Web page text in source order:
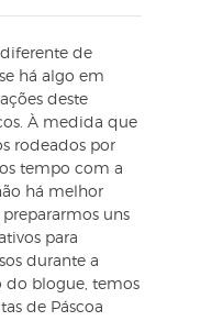
diferente de
há algo em
deste
À medida que
rodeados por
tempo com a
há melhor
uns
para
durante a
do blogue, temos
de Páscoa